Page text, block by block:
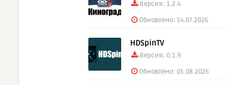
Версия: 1.2.4
Обновлено: 14.07.2026
HDSpinTV
Версия: 0.1.9
Обновлено: 05.08.2026